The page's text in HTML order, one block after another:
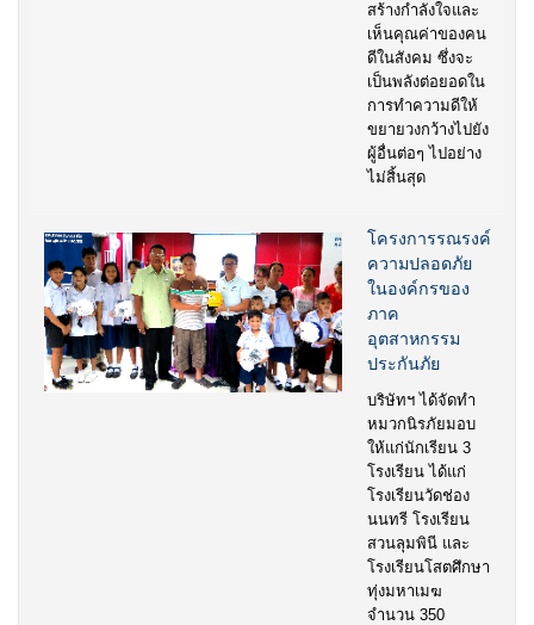
สร้างกำลังใจและ
เห็นคุณค่าของคน
ดีในสังคม ซึ่งจะ
เป็นพลังต่อยอดใน
การทำความดีให้
ขยายวงกว้างไปยัง
ผู้อื่นต่อๆ ไปอย่าง
ไม่สิ้นสุด
โครงการรณรงค์
ความปลอดภัย
ในองค์กรของ
ภาค
อุตสาหกรรม
ประกันภัย
บริษัทฯ ได้จัดทำ
หมวกนิรภัยมอบ
ให้แก่นักเรียน 3
โรงเรียน ได้แก่
โรงเรียนวัดช่อง
นนทรี โรงเรียน
สวนลุมพินี และ
โรงเรียนโสตศึกษา
ทุ่งมหาเมฆ
จำนวน 350